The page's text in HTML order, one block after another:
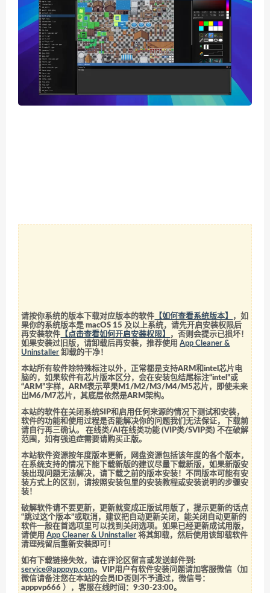
请按你系统的版本下载对应版本的软件 【如何查看系统版本】
，如
果你的系统版本是 macOS 15 及以上系统，请先开启安装权限后
再安装软件 【点击查看如何开启安装权限】
，否则会提示已损坏！
如果安装过旧版，请卸载后再安装，推荐使用App Cleaner &
Uninstaller 卸载的干净！
本站所有软件除特殊标注以外，正常都是支持ARM和intel芯片电
脑的，如果软件有芯片版本区分，会在安装包结尾标注“intel”或
“ARM”字样，ARM表示苹果M1/M2/M3/M4/M5芯片，即使未来
出M6/M7芯片，其底层依然是ARM架构。
本站的软件在关闭系统SIP和启用任何来源的情况下测试和安装，
软件的功能和使用过程是否能解决你的问题我们无法保证，下载前
请自行再三确认。 在线类/AI在线类功能 (VIP类/SVIP类) 不在破解
范围，如有强迫症需要请购买正版。
本站软件资源按年度版本更新，网盘资源包括该年度的各个版本，
在系统支持的情况下能下载新版的建议尽量下载新版，如果新版安
装出现问题无法解决，请下载之前的版本安装！不同版本可能有安
装方式上的区别，请按照安装包里的安装教程或安装说明的步骤安
装！
破解软件请不要更新，更新就变成正版试用版了，提示更新的话点
“跳过这个版本”或取消，建议把自动更新关闭，能关闭自动更新的
软件一般在首选项里可以找到关闭选项。如果已经更新成试用版，
请使用App Cleaner & Uninstaller 将其卸载，然后使用该卸载软件
清理残留后重新安装即可！
如有下载链接失效，请在评论区留言或发送邮件到:
service@apppvp.com。VIP用户有软件安装问题请加客服微信（加
微信请备注您在本站的会员ID否则不予通过，微信号：
apppvp666 ），客服在线时间：9:30-23:00。